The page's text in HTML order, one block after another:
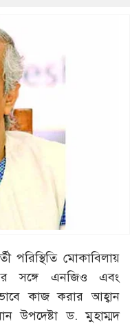
পরিস্থিতি মোকাবিলায়
সঙ্গে এনজিও এবং
কাজ করার আহ্বান
উপদেষ্টা ড. মুহাম্মদ